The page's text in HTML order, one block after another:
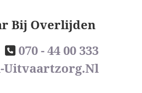
Bij Overlijden
 070 - 44 00 333
Uitvaartzorg.nl